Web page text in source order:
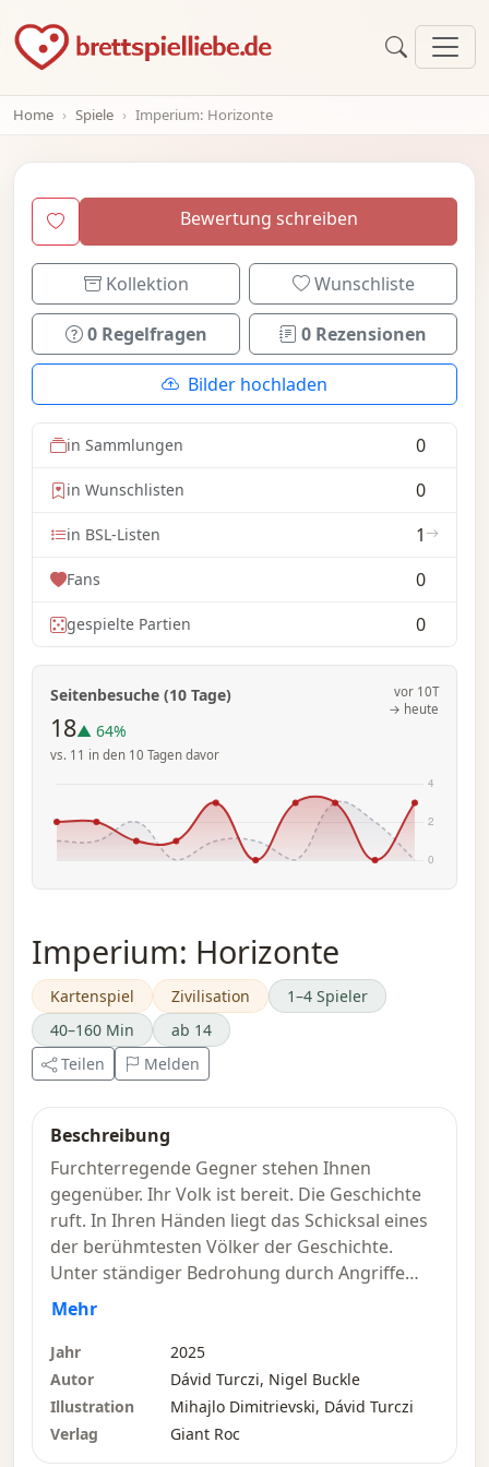
Home Spiele Imperium: Horizonte
Bewertung schreiben
Kollektion Wunschliste
0 Regelfragen 0 Rezensionen
Bilder hochladen
in Sammlungen 0
in Wunschlisten 0
in BSL-Listen 1
Fans 0
gespielte Partien 0
Seitenbesuche (10 Tage)
18▲ 64%
vs. 11 in den 10 Tagen davor
vor 10T
→ heute
Imperium: Horizonte
Kartenspiel Zivilisation
1–4 Spieler
40–160 Min
ab 14
Teilen
Melden
Beschreibung
Furchterregende Gegner stehen Ihnen
gegenüber. Ihr Volk ist bereit. Die Geschichte
ruft. In Ihren Händen liegt das Schicksal eines
der berühmtesten Völker der Geschichte.
Unter ständiger Bedrohung durch Angriffe
müssen Sie neue Länder erobern, dramatische
beaufsichtigen und Ihr Volk in das Zeitalter
des Imperiums führen. Expandieren Sie zu
schnell, und Unruhen werden Ihre Zivilisation
in die Knie zwingen; bauen Sie jedoch zu
Mehr
Jahr
2025
Autor
Dávid Turczi, Nigel Buckle
Illustration
Mihajlo Dimitrievski, Dávid Turczi
Verlag
Giant Roc